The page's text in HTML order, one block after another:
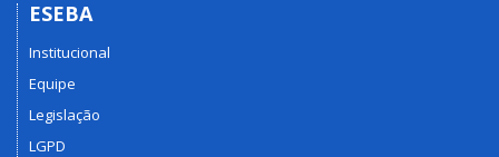
ESEBA
Institucional
Equipe
Legislação
LGPD